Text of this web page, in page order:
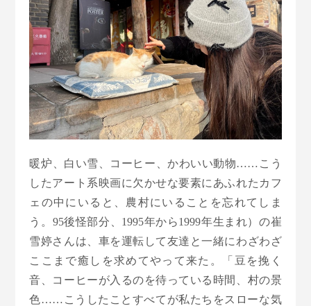
暖炉、白い雪、コーヒー、かわいい動物……こう
したアート系映画に欠かせな要素にあふれたカフ
ェの中にいると、農村にいることを忘れてしま
う。95後怪部分、1995年から1999年生まれ）の崔
雪婷さんは、車を運転して友達と一緒にわざわざ
ここまで癒しを求めてやって来た。「豆を挽く
音、コーヒーが入るのを待っている時間、村の景
色……こうしたことすべてが私たちをスローな気